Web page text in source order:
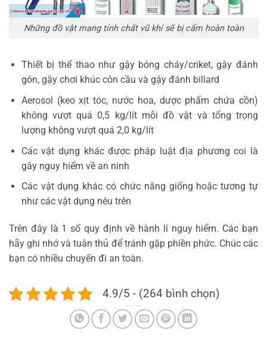
Những đồ vật mang tính chất vũ khí sẽ bị cấm hoàn toàn
Thiết bị thể thao như gậy bóng cháy/criket, gậy đánh
gôn, gậy chơi khúc côn cầu và gậy đánh billard
Aerosol (keo xịt tóc, nước hoa, dược phẩm chứa cồn)
không vượt quá 0,5 kg/lít mỗi đồ vật và tổng trọng
lượng không vượt quá 2,0 kg/lít
Các vật dụng khác được pháp luật địa phương coi là
gây nguy hiểm về an ninh
Các vật dụng khác có chức năng giống hoặc tương tự
như các vật dụng nêu trên
Trên đây là 1 số quy định về hành lí nguy hiểm. Các bạn
hãy ghi nhớ và tuân thủ để tránh gặp phiền phức. Chúc các
bạn có nhiều chuyến đi an toàn.
4.9/5 - (264 bình chọn)